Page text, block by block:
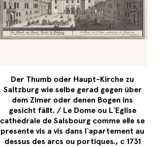
Der Thumb oder Haupt-Kirche zu
Saltzburg wie selbe gerad gegen über
dem Zimer oder denen Bogen ins
gesicht fällt. / Le Dome ou L`Eglise
cathedrale de Salsbourg comme elle se
presente vis a vis dans l`apartement au
dessus des arcs ou portiques., c 1731